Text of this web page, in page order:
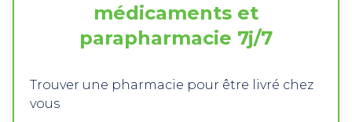
médicaments et
parapharmacie 7j/7
Trouver une pharmacie pour être livré chez
vous